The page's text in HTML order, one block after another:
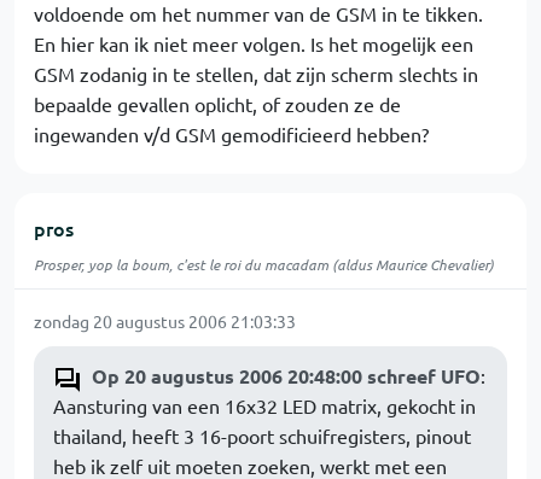
voldoende om het nummer van de GSM in te tikken.
En hier kan ik niet meer volgen. Is het mogelijk een
GSM zodanig in te stellen, dat zijn scherm slechts in
bepaalde gevallen oplicht, of zouden ze de
ingewanden v/d GSM gemodificieerd hebben?
pros
Prosper, yop la boum, c'est le roi du macadam (aldus Maurice Chevalier)
zondag 20 augustus 2006 21:03:33
Op 20 augustus 2006 20:48:00 schreef UFO:
Aansturing van een 16x32 LED matrix, gekocht in
thailand, heeft 3 16-poort schuifregisters, pinout
heb ik zelf uit moeten zoeken, werkt met een